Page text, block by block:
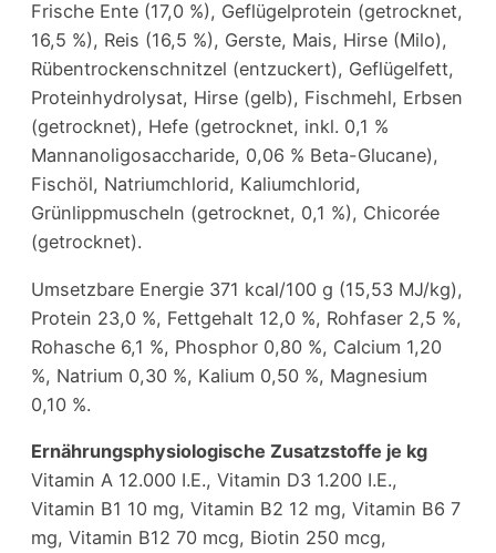
Frische Ente (17,0 %), Geflügelprotein (getrocknet,
16,5 %), Reis (16,5 %), Gerste, Mais, Hirse (Milo),
Rübentrockenschnitzel (entzuckert), Geflügelfett,
Proteinhydrolysat, Hirse (gelb), Fischmehl, Erbsen
(getrocknet), Hefe (getrocknet, inkl. 0,1 %
Mannanoligosaccharide, 0,06 % Beta-Glucane),
Fischöl, Natriumchlorid, Kaliumchlorid,
Grünlippmuscheln (getrocknet, 0,1 %), Chicorée
(getrocknet).
Umsetzbare Energie 371 kcal/100 g (15,53 MJ/kg),
Protein 23,0 %, Fettgehalt 12,0 %, Rohfaser 2,5 %,
Rohasche 6,1 %, Phosphor 0,80 %, Calcium 1,20
%, Natrium 0,30 %, Kalium 0,50 %, Magnesium
0,10 %.
Ernährungsphysiologische Zusatzstoffe je kg
Vitamin A 12.000 I.E., Vitamin D3 1.200 I.E.,
Vitamin B1 10 mg, Vitamin B2 12 mg, Vitamin B6 7
mg, Vitamin B12 70 mcg, Biotin 250 mcg,